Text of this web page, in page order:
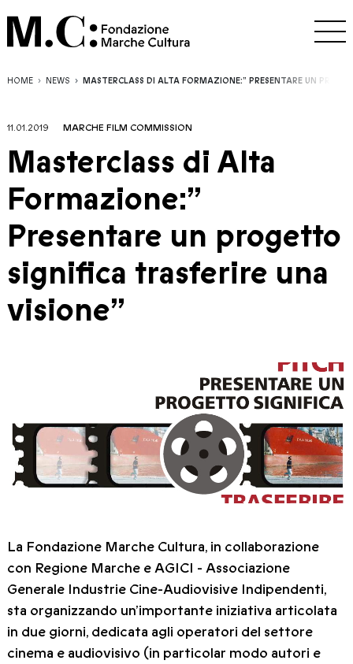
HOME NEWS MASTERCLASS DI ALTA FORMAZIONE:” PRESENTARE UN
11.01.2019 MARCHE FILM COMMISSION
Masterclass di Alta
Formazione:”
Presentare un progetto
significa trasferire una
visione”
La Fondazione Marche Cultura, in collaborazione
con Regione Marche e AGICI - Associazione
Generale Industrie Cine-Audiovisive Indipendenti,
sta organizzando un’importante iniziativa articolata
in due giorni, dedicata agli operatori del settore
cinema e audiovisivo (in particolar modo autori e